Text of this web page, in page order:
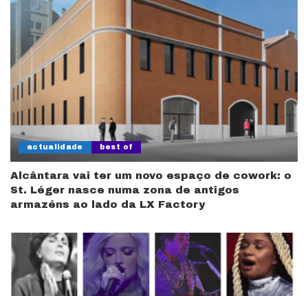
actualidade best of
Alcântara vai ter um novo espaço de cowork: o
St. Léger nasce numa zona de antigos
armazéns ao lado da LX Factory